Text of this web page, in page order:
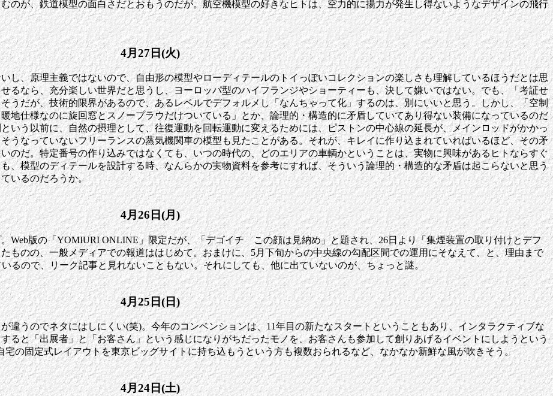
のが、鉄道模型の面白さだとおもうのだが。航空機模型の好きなヒトは、空力的に揚力が発生し得ないようなデザインの飛行
4月27日(火)
し、原理主義ではないので、自由形の模型やローディテールのトイっぽいコレクションの楽しさも理解しているほうだとは思
るなら、充分楽しい世界だと思うし、ヨーロッパ型のハイフランジやショーティーも、決して嫌いではない。でも、「考証せ
うだが、技術的限界があるので、あるレベルでデフォルメし「なんちゃって化」するのは、別にいいと思う。しかし、「空制
地仕様なのに旋回窓とスノープラウだけついている」とか、論理的・構造的に矛盾していてあり得ない装備になっているのだ
いう以前に、自然の摂理として、往復運動を回転運動に変えるためには、ピストンの中心線の延長が、メインロッドがかかっ
うなっていないフリーランスの蒸気機関車の模型も見たことがある。それが、キレイに作り込まれていればいるほど、その矛
のだ。特定番号の作り込みではなくても、いつの時代の、どのエリアの車輌かということは、実物に興味があるヒトならすぐ
、模型のディテールを設計する時、なんらかの実物資料を参考にすれば、そういう論理的・構造的な矛盾は起こらないと思う
いるのだろうか。
4月26日(月)
Web版の「YOMIURI ONLINE」限定だが、「デゴイチ この顔は見納め」と題され、26日より「集煙装置の取り付けとデフ
ものの、一般メディアでの報道ははじめて。おまけに、5月下旬からの中央線の勾配区間での運用にそなえて、と、理由まで
るので、リーク記事と見れないこともない。それにしても、他に出ていないのが、ちょっと謎。
4月25日(日)
違うのでネタにはしにくい(笑)。今年のコンベンションは、11年目の新たなスタートということもあり、インタラクティブな
ると「出展者」と「お客さん」という感じになりがちだったモノを、お客さんも参加して創りあげるイベントにしようという
の固定式レイアウトを東京ビッグサイトに持ち込もうという方も複数おられるなど、なかなか新鮮な風が吹きそう。
4月24日(土)